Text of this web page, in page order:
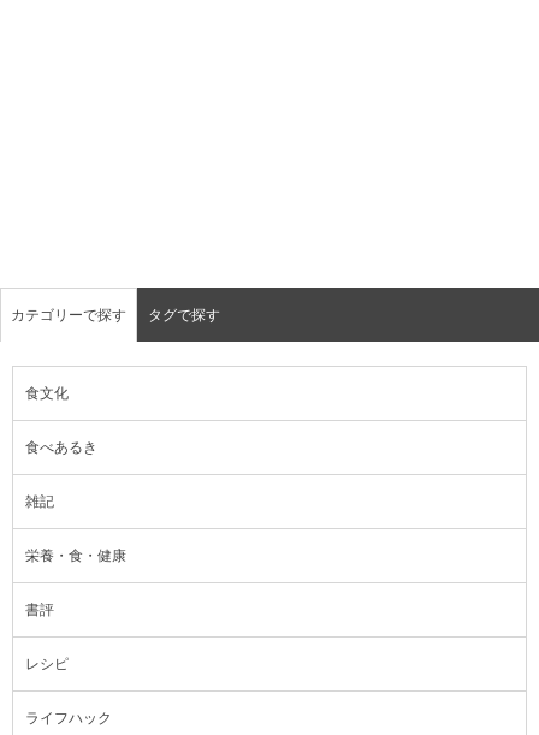
カテゴリーで探す タグで探す
食文化
食べあるき
雑記
栄養・食・健康
書評
レシピ
ライフハック